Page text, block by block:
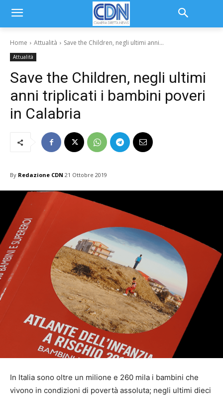
Home Attualità Save the Children, negli ultimi anni...
Attualità
Save the Children, negli ultimi
anni triplicati i bambini poveri
in Calabria
By Redazione CDN 21 Ottobre 2019
In Italia sono oltre un milione e 260 mila i bambini che
vivono in condizioni di povertà assoluta; negli ultimi dieci